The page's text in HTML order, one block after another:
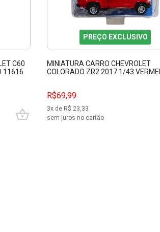
C60
11616
PREÇO EXCLUSIVO
MINIATURA CARRO CHEVROLET
COLORADO ZR2 2017 1/43
R$69,99
3x de R$ 23,33
sem juros no cartão